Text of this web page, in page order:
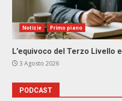
Notizie Primo piano
L’equivoco del Terzo Livello
3 Agosto 2026
PODCAST